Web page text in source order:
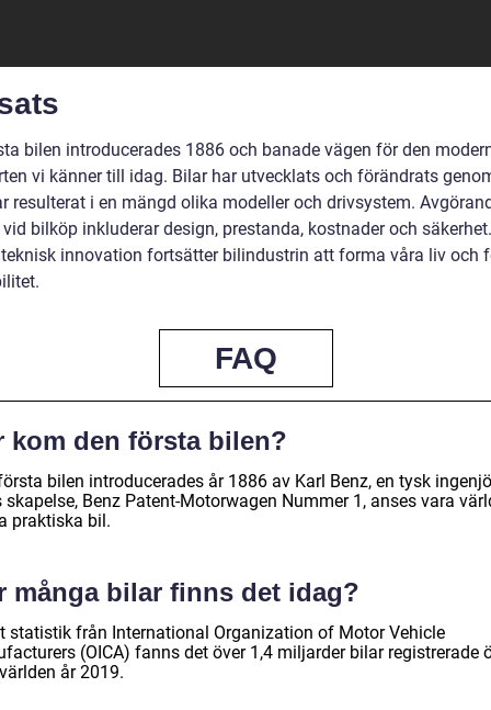
bilen introducerades 1886 och banade vägen för den
vi känner till idag. Bilar har utvecklats och förändrats
resulterat i en mängd olika modeller och drivsystem.
bilköp inkluderar design, prestanda, kostnader och
innovation fortsätter bilindustrin att forma våra liv och
FAQ
kom den första bilen?
bilen introducerades år 1886 av Karl Benz, en tysk
skapelse, Benz Patent-Motorwagen Nummer 1, anses vara
praktiska bil.
många bilar finns det idag?
statistik från International Organization of Motor Vehicle
(OICA) fanns det över 1,4 miljarder bilar registrerade
år 2019.